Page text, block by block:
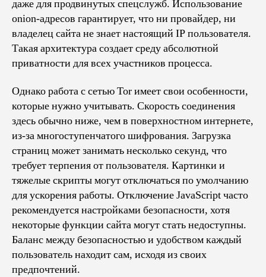
даже для продвинутых спецслужб. Использование
onion-адресов гарантирует, что ни провайдер, ни
владелец сайта не знает настоящий IP пользователя.
Такая архитектура создает среду абсолютной
приватности для всех участников процесса.
Однако работа с сетью Tor имеет свои особенности,
которые нужно учитывать. Скорость соединения
здесь обычно ниже, чем в поверхностном интернете,
из-за многоступенчатого шифрования. Загрузка
страниц может занимать несколько секунд, что
требует терпения от пользователя. Картинки и
тяжелые скрипты могут отключаться по умолчанию
для ускорения работы. Отключение JavaScript часто
рекомендуется настройками безопасности, хотя
некоторые функции сайта могут стать недоступны.
Баланс между безопасностью и удобством каждый
пользователь находит сам, исходя из своих
предпочтений.